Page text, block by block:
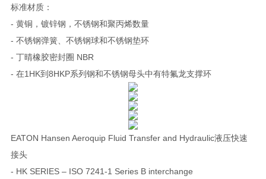
标准材质：
- 黄铜，镀锌钢，不锈钢和聚丙烯数量
- 不锈钢弹簧、不锈钢球和不锈钢垫环
- 丁晴橡胶密封圈 NBR
- 在1HK到8HKP系列钢和不锈钢母头中有特氟龙支撑环
EATON Hansen Aeroquip Fluid Transfer and Hydraulic液压快速
接头
- HK SERIES – ISO 7241-1 Series B interchange